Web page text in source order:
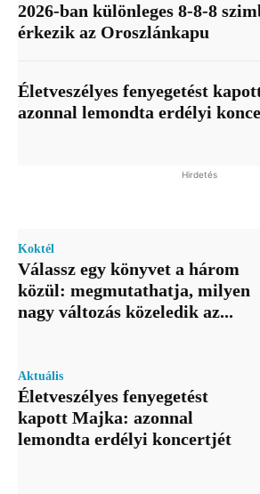
2026-ban különleges 8-8-8
érkezik az Oroszlánkapu
Életveszélyes fenyegetést
azonnal lemondta erdélyi
Hirdetés
Koktél
Válassz egy könyvet a három
közül: megmutathatja, milyen
nagy változás közeledik az...
Aktuális
Életveszélyes fenyegetést
kapott Majka: azonnal
lemondta erdélyi koncertjét